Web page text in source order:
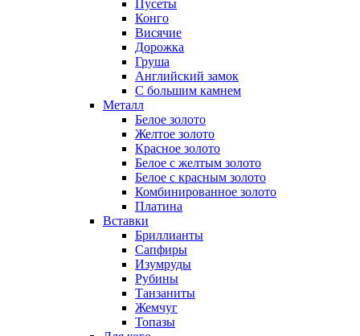
Пусеты
Конго
Висячие
Дорожка
Груша
Английский замок
С большим камнем
Металл
Белое золото
Желтое золото
Красное золото
Белое с желтым золото
Белое с красным золото
Комбинированное золото
Платина
Вставки
Бриллианты
Сапфиры
Изумруды
Рубины
Танзаниты
Жемчуг
Топазы